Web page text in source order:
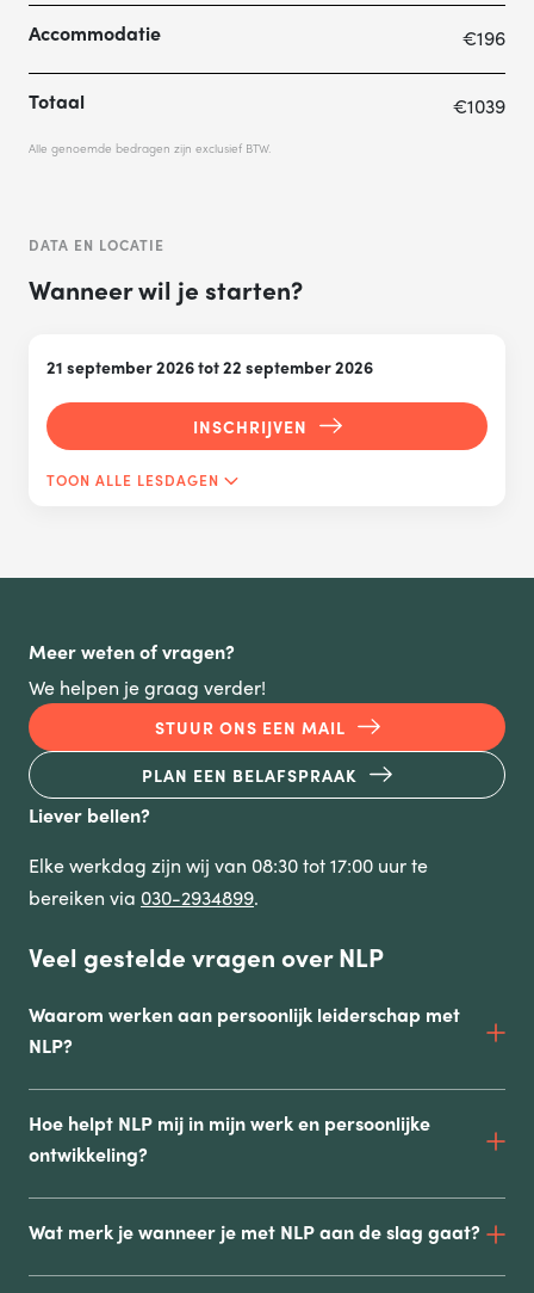
Accommodatie €196
Totaal €1039
Alle genoemde bedragen zijn exclusief BTW.
DATA EN LOCATIE
Wanneer wil je starten?
21 september 2026 tot 22 september 2026
INSCHRIJVEN
TOON ALLE LESDAGEN
Meer weten of vragen?
We helpen je graag verder!
STUUR ONS EEN MAIL
PLAN EEN BELAFSPRAAK
Liever bellen?
Elke werkdag zijn wij van 08:30 tot 17:00 uur te
bereiken via 030-2934899.
Veel gestelde vragen over NLP
Waarom werken aan persoonlijk leiderschap met
NLP?
Hoe helpt NLP mij in mijn werk en persoonlijke
ontwikkeling?
Wat merk je wanneer je met NLP aan de slag gaat?